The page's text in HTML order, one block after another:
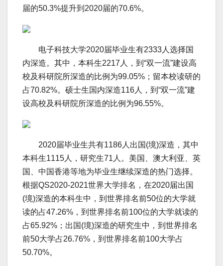
届的50.3%提升到2020届的70.6%。
电子科技大学2020届毕业生有2333人选择国
内深造。其中，本科生2217人，到“双一流”建设高
校及科研院所深造的比例为99.05%；留本校读研的
占70.82%。硕士生国内深造116人，到“双一流”建
设高校及科研院所深造的比例为96.55%。
2020届毕业生共有1186人出国(境)深造，其中
本科生1115人，研究生71人。美国、澳大利亚、英
国、中国香港等地为毕业生继续深造的热门选择。
根据QS2020-2021世界大学排名，在2020届出国
(境)深造的本科生中，到世界排名前50位的大学就
读的占47.26%，到世界排名前100位的大学就读的
占65.92%；出国(境)深造的研究生中，到世界排名
前50大学占26.76%，到世界排名前100大学占
50.70%。